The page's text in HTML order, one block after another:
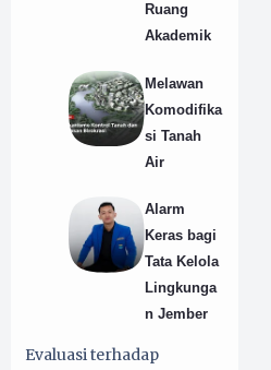
Ruang
Akademik
Melawan
Komodifika
si Tanah
Air
Alarm
Keras bagi
Tata Kelola
Lingkunga
n Jember
Evaluasi terhadap